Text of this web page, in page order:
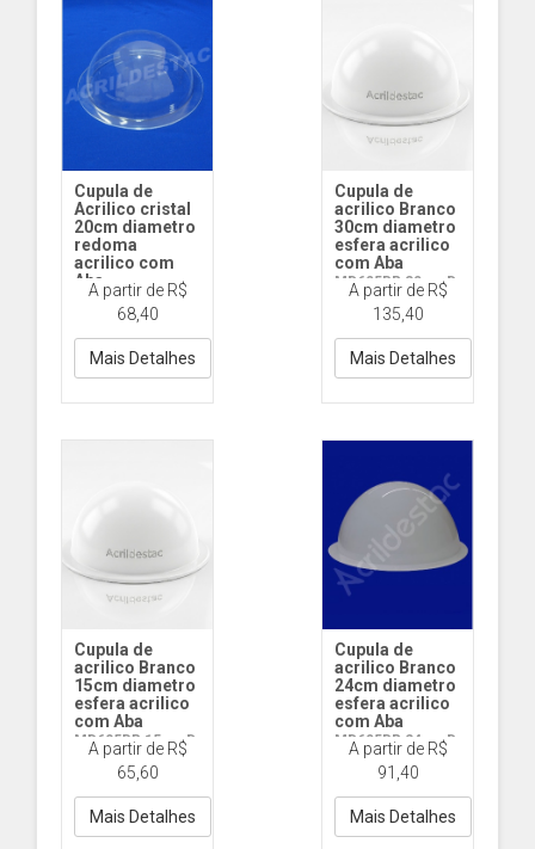
Cupula de
Acrilico cristal
20cm diametro
redoma
acrilico com
Aba
MD505 20cm D
com Aba
A partir de R$
68,40
Mais Detalhes
Cupula de
acrilico Branco
30cm diametro
esfera acrilico
com Aba
MD605BR 30cm D
com Aba - Branco
A partir de R$
135,40
Mais Detalhes
Cupula de
acrilico Branco
15cm diametro
esfera acrilico
com Aba
MD605BR 15cm D
com Aba - Branco
A partir de R$
65,60
Mais Detalhes
Cupula de
acrilico Branco
24cm diametro
esfera acrilico
com Aba
MD605BR 24cm D
com Aba - Branco
A partir de R$
91,40
Mais Detalhes